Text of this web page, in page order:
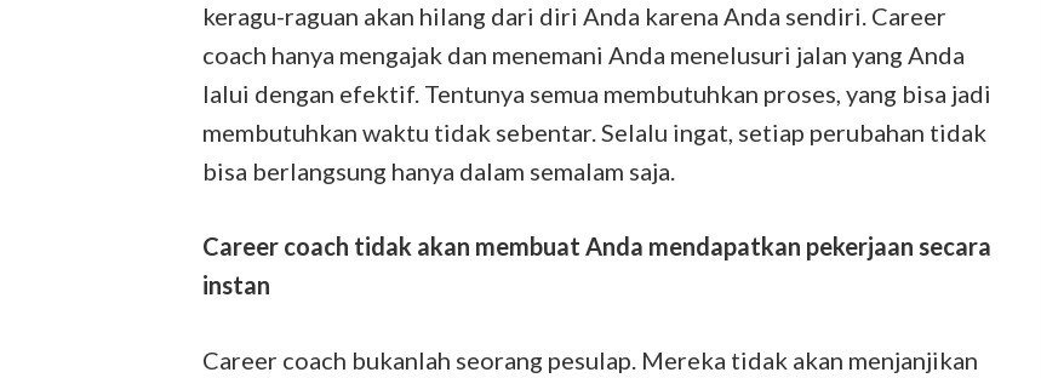
keragu-raguan akan hilang dari diri Anda karena Anda sendiri. Career
coach hanya mengajak dan menemani Anda menelusuri jalan yang Anda
lalui dengan efektif. Tentunya semua membutuhkan proses, yang bisa jadi
membutuhkan waktu tidak sebentar. Selalu ingat, setiap perubahan tidak
bisa berlangsung hanya dalam semalam saja.
Career coach tidak akan membuat Anda mendapatkan pekerjaan secara
instan
Career coach bukanlah seorang pesulap. Mereka tidak akan menjanjikan